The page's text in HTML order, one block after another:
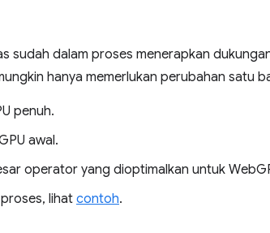
sudah dalam proses menerapkan
hanya memerlukan perubahan satu
penuh.
awal.
operator yang dioptimalkan untuk
lihat contoh.